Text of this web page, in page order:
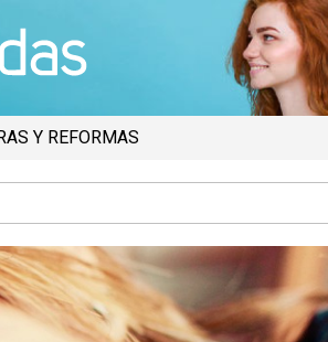
Y REFORMAS